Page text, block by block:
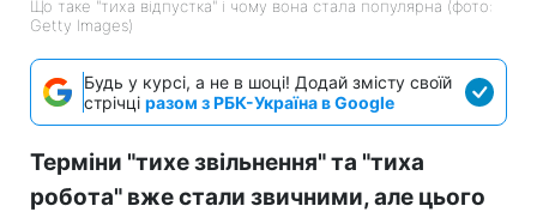
Що таке "тиха відпустка" і чому вона стала популярна (фото:
Getty Images)
Будь у курсі, а не в шоці! Додай змісту своїй
стрічці разом з РБК-Україна в Google
Терміни "тихе звільнення" та "тиха
робота" вже стали звичними, але цього